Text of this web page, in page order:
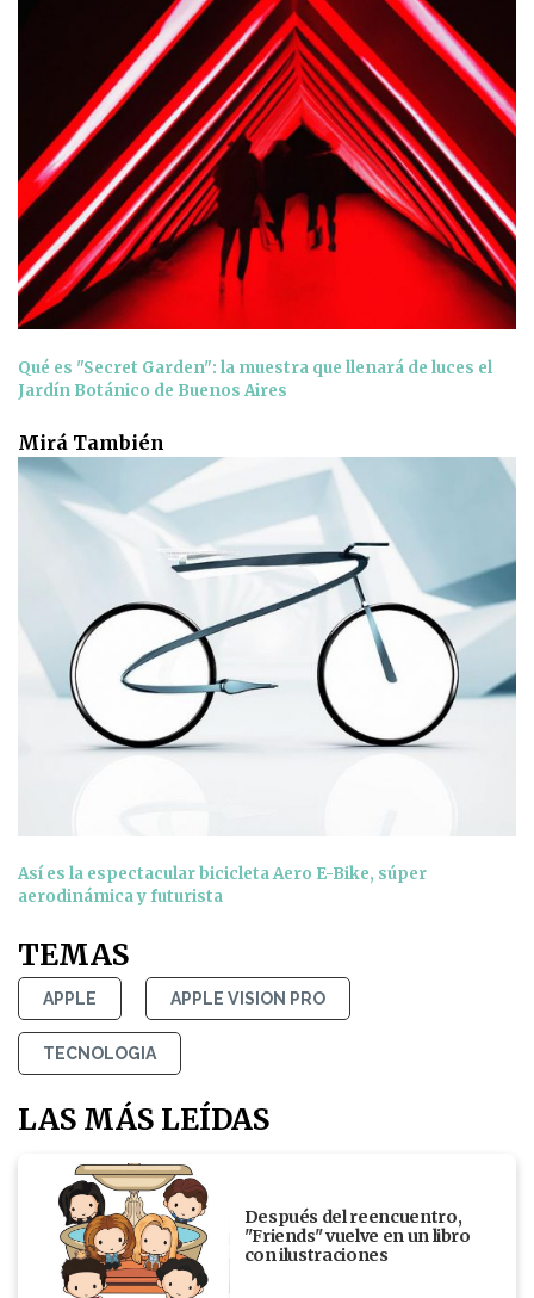
Qué es "Secret Garden": la muestra que llenará de luces el
Jardín Botánico de Buenos Aires
Mirá También
Así es la espectacular bicicleta Aero E-Bike, súper
aerodinámica y futurista
TEMAS
APPLE APPLE VISION PRO
TECNOLOGIA
LAS MÁS LEÍDAS
Después del reencuentro,
"Friends" vuelve en un libro
con ilustraciones